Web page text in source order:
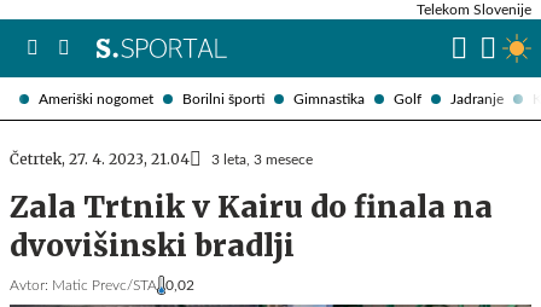
Ameriški nogomet Borilni športi Gimnastika Golf Jadranje
Telekom Slovenije
Četrtek, 27. 4. 2023, 21.04 3 leta, 3 mesece
Zala Trtnik v Kairu do finala na
dvovišinski bradlji
Avtor: Matic Prevc/STA 0,02